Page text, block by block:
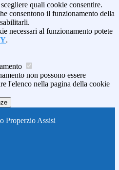
quali cookie consentire.
consentono il funzionamento della
necessari al funzionamento potete
.
non possono essere
l'elenco nella pagina della cookie
Properzio Assisi